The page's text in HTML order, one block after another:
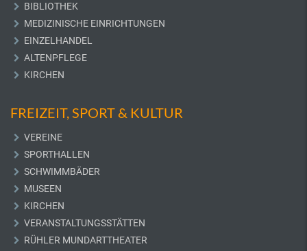
BIBLIOTHEK
MEDIZINISCHE EINRICHTUNGEN
EINZELHANDEL
ALTENPFLEGE
KIRCHEN
FREIZEIT, SPORT & KULTUR
VEREINE
SPORTHALLEN
SCHWIMMBÄDER
MUSEEN
KIRCHEN
VERANSTALTUNGSSTÄTTEN
RÜHLER MUNDARTTHEATER